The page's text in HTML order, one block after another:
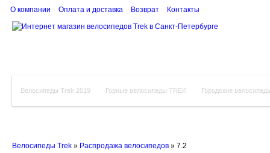
О компании Оплата и доставка Возврат Контакты
Велосипеды Trek 2019 Горные велосипеды TREK Городские
Велосипеды Trek » Распродажа велосипедов » 7.2